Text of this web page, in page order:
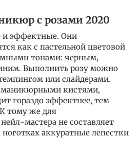
с розами 2020
и эффектные. Они
как с пастельной цветовой
тонами: черным,
Выполнить розу можно
или слайдерами.
кистями,
гораздо эффектнее, тем
тому же для
мастера не составляет
ноготках аккуратные лепестки